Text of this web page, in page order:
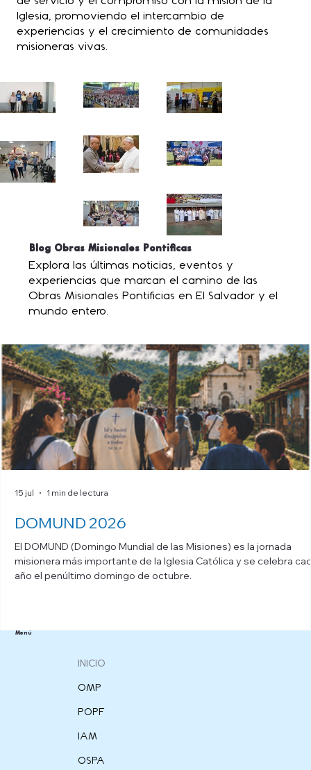
Iglesia, promoviendo el intercambio de
experiencias y el crecimiento de comunidades
misioneras vivas.
Blog Obras Misionales Pontificas
Explora las últimas noticias, eventos y
experiencias que marcan el camino de las
Obras Misionales Pontificias en El Salvador y el
mundo entero.
DOMUND 2026
El DOMUND (Domingo Mundial de las Misiones) es la jornada
misionera más importante de la Iglesia Católica y se celebra
año el penúltimo domingo de octubre.
15 jul 1 min de lectura
Menú
INICIO
OMP
POPF
IAM
OSPA